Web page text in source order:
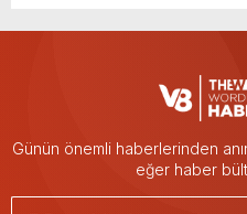
Günün önemli haberlerinden
eğer haber